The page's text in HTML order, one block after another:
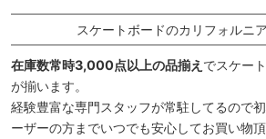
スケートボードのカリフォルニ
在庫数常時3,000点以上の品揃え でスケー
が揃います。
経験豊富な専門スタッフが常駐してるので
ーザーの方までいつでも安心してお買い物頂